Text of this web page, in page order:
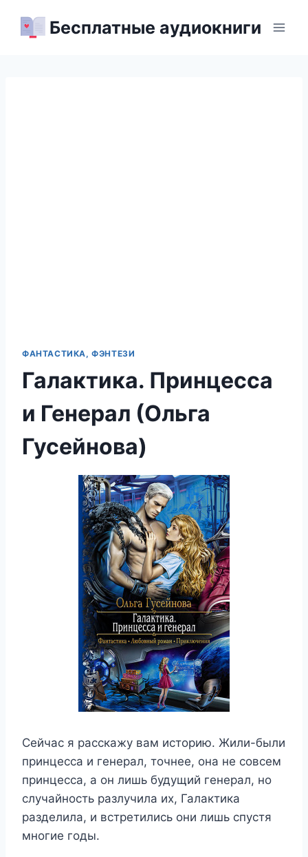
Бесплатные аудиокниги
ФАНТАСТИКА, ФЭНТЕЗИ
Галактика. Принцесса
и Генерал (Ольга
Гусейнова)
Сейчас я расскажу вам историю. Жили-были
принцесса и генерал, точнее, она не совсем
принцесса, а он лишь будущий генерал, но
случайность разлучила их, Галактика
разделила, и встретились они лишь спустя
многие годы.